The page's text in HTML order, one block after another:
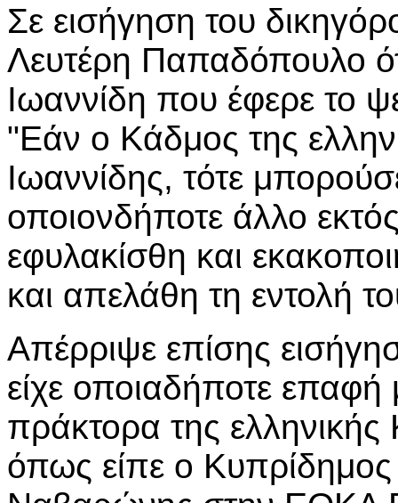
Σε εισήγηση του
Λευτέρη Παπαδόπουλο
Ιωαννίδη που έφερε το
"Εάν ο Κάδμος της
Ιωαννίδης, τότε
οποιονδήποτε άλλο
εφυλακίσθη και
και απελάθη τη εντολή
Απέρριψε επίσης
είχε οποιαδήποτε επαφή
πράκτορα της
όπως είπε ο